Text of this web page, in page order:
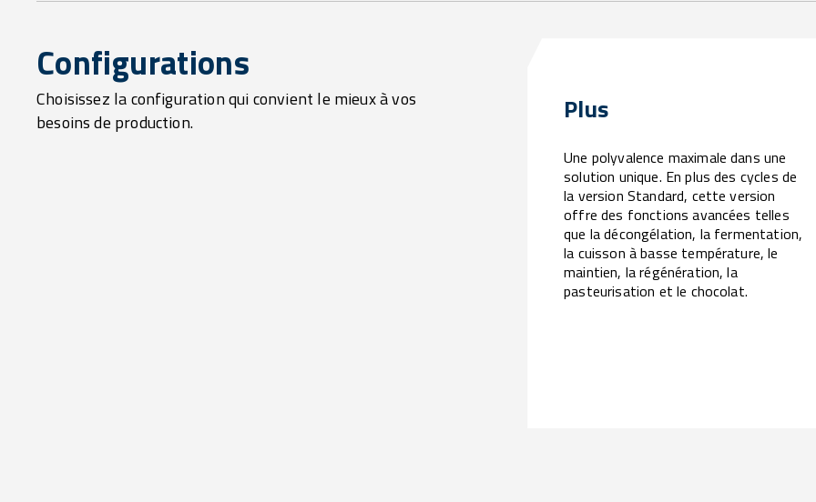
Configurations
Choisissez la configuration qui convient le mieux à vos
besoins de production.
Plus
Une polyvalence maximale dans une
solution unique. En plus des cycles de
la version Standard, cette version
offre des fonctions avancées telles
que la décongélation, la fermentation,
la cuisson à basse température, le
maintien, la régénération, la
pasteurisation et le chocolat.